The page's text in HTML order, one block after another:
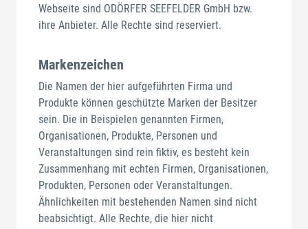
Webseite sind ODÖRFER SEEFELDER GmbH bzw.
ihre Anbieter. Alle Rechte sind reserviert.
Markenzeichen
Die Namen der hier aufgeführten Firma und
Produkte können geschützte Marken der Besitzer
sein. Die in Beispielen genannten Firmen,
Organisationen, Produkte, Personen und
Veranstaltungen sind rein fiktiv, es besteht kein
Zusammenhang mit echten Firmen, Organisationen,
Produkten, Personen oder Veranstaltungen.
Ähnlichkeiten mit bestehenden Namen sind nicht
beabsichtigt. Alle Rechte, die hier nicht